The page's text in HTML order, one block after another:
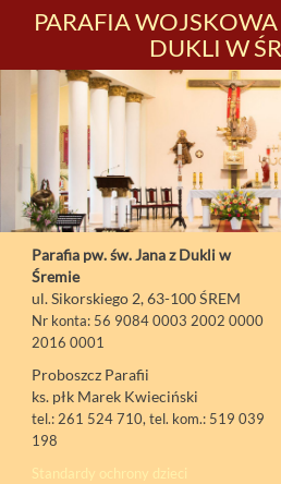
PARAFIA
DUKLI W
Parafia pw. św. Jana z Dukli w
Śremie
ul. Sikorskiego 2, 63-100 ŚREM
Nr konta: 56 9084 0003 2002 0000
2016 0001
Proboszcz Parafii
ks. płk Marek Kwieciński
tel.: 261 524 710, tel. kom.: 519 039
198
Standardy ochrony dzieci